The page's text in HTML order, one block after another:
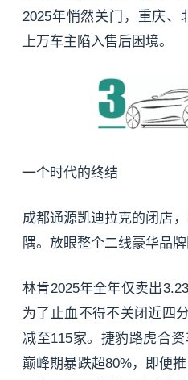
2025年悄然关门，重庆、
上万车主陷入售后困境。
一个时代的终结
成都通源凯迪拉克的闭店
隅。放眼整个二线豪华品
林肯2025年全年仅卖出
为了止血不得不关闭近四
减至115家。捷豹路虎合
巅峰期暴跌超80%，即便